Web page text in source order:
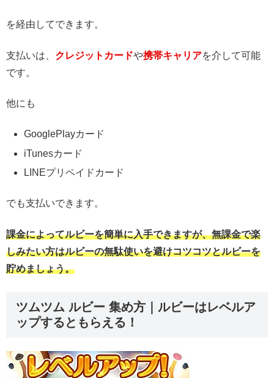
を経由してできます。
支払いは、 クレジットカードや携帯キャリアを介して可能
です。
他にも
GooglePlayカード
iTunesカード
LINEプリペイドカード
でも支払いできます。
課金によってルビーを簡単に入手できますが、無課金で楽
しみたい方はルビーの無駄使いを避けコツコツとルビーを
貯めましょう。
ツムツム ルビー 集め方｜ルビーはレベルア
ップするともらえる！